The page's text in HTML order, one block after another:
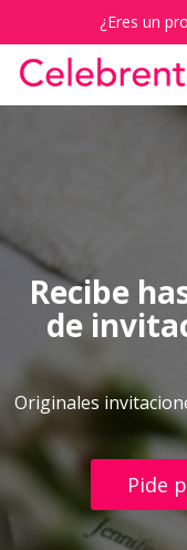
¿Eres un
Recibe
de
Originales
Pide